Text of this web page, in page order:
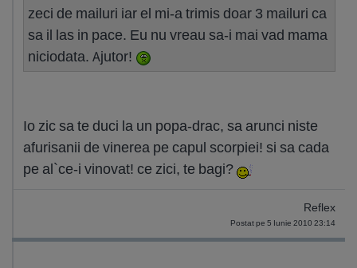
zeci de mailuri iar el mi-a trimis doar 3 mailuri ca
sa il las in pace. Eu nu vreau sa-i mai vad mama
niciodata. Ajutor!
Io zic sa te duci la un popa-drac, sa arunci niste
afurisanii de vinerea pe capul scorpiei! si sa cada
pe al`ce-i vinovat! ce zici, te bagi?
Reflex
Postat pe 5 Iunie 2010 23:14